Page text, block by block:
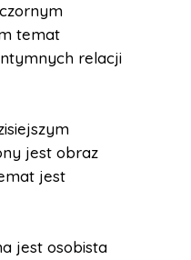
temat
relacji
jest obraz
jest
jest osobista